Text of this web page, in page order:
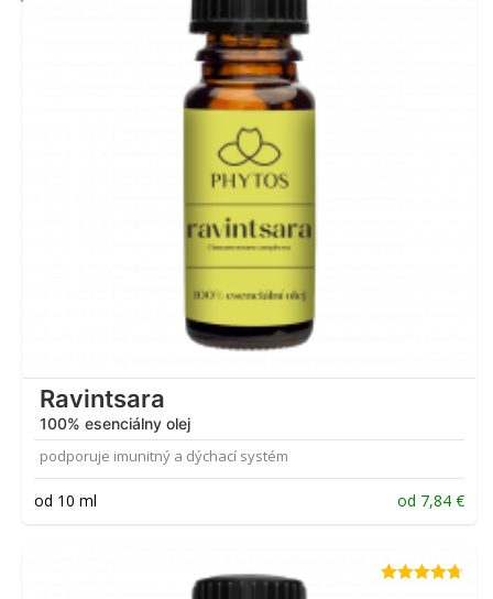
Ravintsara
100% esenciálny olej
podporuje imunitný a dýchací systém
od 10 ml od 7,84 €